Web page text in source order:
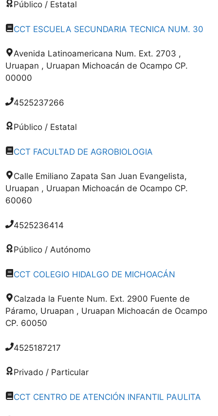
Público / Estatal
CCT ESCUELA SECUNDARIA TECNICA NUM. 30
Avenida Latinoamericana Num. Ext. 2703 ,
Uruapan , Uruapan Michoacán de Ocampo CP.
00000
4525237266
Público / Estatal
CCT FACULTAD DE AGROBIOLOGIA
Calle Emiliano Zapata San Juan Evangelista,
Uruapan , Uruapan Michoacán de Ocampo CP.
60060
4525236414
Público / Autónomo
CCT COLEGIO HIDALGO DE MICHOACÁN
Calzada la Fuente Num. Ext. 2900 Fuente de
Páramo, Uruapan , Uruapan Michoacán de Ocampo
CP. 60050
4525187217
Privado / Particular
CCT CENTRO DE ATENCIÓN INFANTIL PAULITA